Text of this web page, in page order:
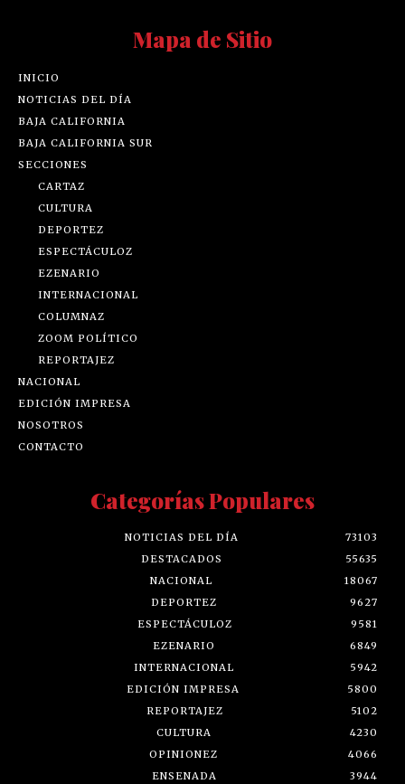
Mapa de Sitio
INICIO
NOTICIAS DEL DÍA
BAJA CALIFORNIA
BAJA CALIFORNIA SUR
SECCIONES
CARTAZ
CULTURA
DEPORTEZ
ESPECTÁCULOZ
EZENARIO
INTERNACIONAL
COLUMNAZ
ZOOM POLÍTICO
REPORTAJEZ
NACIONAL
EDICIÓN IMPRESA
NOSOTROS
CONTACTO
Categorías Populares
NOTICIAS DEL DÍA
73103
DESTACADOS
55635
NACIONAL
18067
DEPORTEZ
9627
ESPECTÁCULOZ
9581
EZENARIO
6849
INTERNACIONAL
5942
EDICIÓN IMPRESA
5800
REPORTAJEZ
5102
CULTURA
4230
OPINIONEZ
4066
ENSENADA
3944